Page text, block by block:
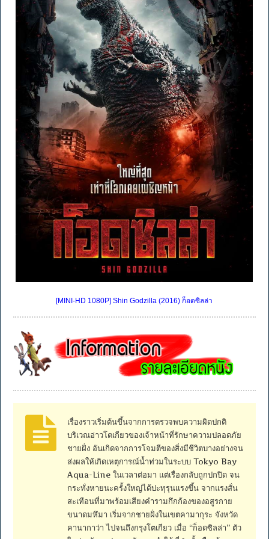
[MINI-HD 1080P] Shin Godzilla (2016) ก็อดซิลล่า
เรื่องราวเริ่มต้นขึ้นจากการตรวจพบความผิดปกติ
บริเวณอ่าวโตเกียวของเจ้าหน้าที่รักษาความปลอดภัย
ชายฝั่ง อันเกิดจากการโจมตีของสิ่งมีชีวิตบางอย่างจน
ส่งผลให้เกิดเหตุการณ์น้ำท่วมในระบบ Tokyo Bay
Aqua-Line ในเวลาต่อมา แต่เรื่องกลับถูกปกปิด จน
กระทั่งหายนะครั้งใหญ่ได้ปะทุรุนแรงขึ้น จากแรงสั่น
สะเทือนที่มาพร้อมเสียงคำรามกึกก้องของอสูรกาย
ขนาดมหึมา เริ่มจากชายฝั่งในเขตคามากุระ จังหวัด
คานากาว่า ไปจนถึงกรุงโตเกียว เมื่อ “ก็อดซิลล่า” ตัว